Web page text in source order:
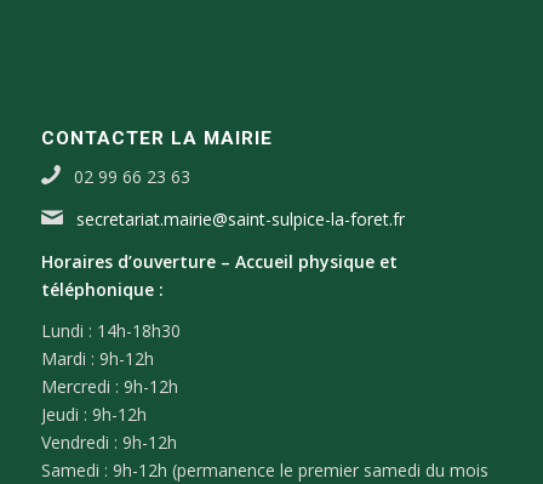
CONTACTER LA MAIRIE
02 99 66 23 63
secretariat.mairie@saint-sulpice-la-foret.fr
Horaires d’ouverture – Accueil physique et
téléphonique :
Lundi : 14h-18h30
Mardi : 9h-12h
Mercredi : 9h-12h
Jeudi : 9h-12h
Vendredi : 9h-12h
Samedi : 9h-12h (permanence le premier samedi du mois